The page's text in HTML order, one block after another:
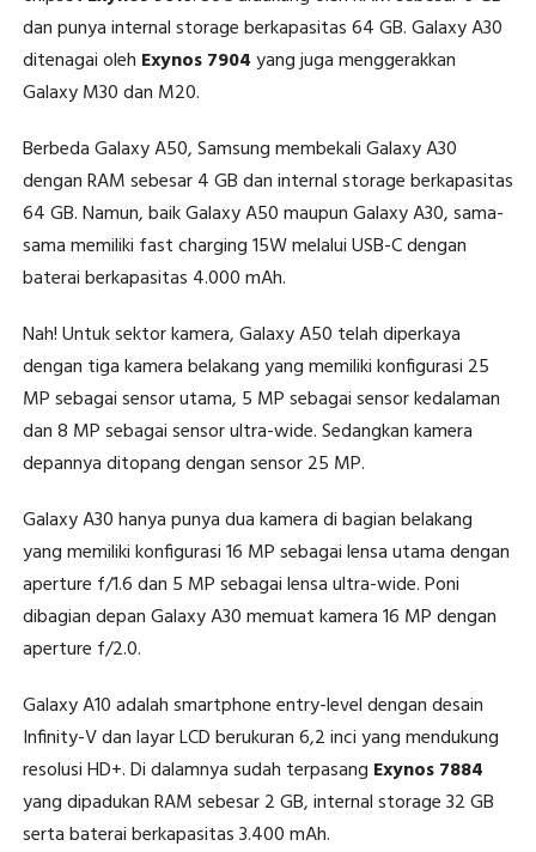
dan punya internal storage berkapasitas 64 GB. Galaxy A30
ditenagai oleh Exynos 7904yang juga menggerakkan
Galaxy M30 dan M20.
Berbeda Galaxy A50, Samsung membekali Galaxy A30
dengan RAM sebesar 4 GB dan internal storage berkapasitas
64 GB. Namun, baik Galaxy A50 maupun Galaxy A30, sama-
sama memiliki fast charging 15W melalui USB-C dengan
baterai berkapasitas 4.000 mAh.
Nah! Untuk sektor kamera, Galaxy A50 telah diperkaya
dengan tiga kamera belakang yang memiliki konfigurasi 25
MP sebagai sensor utama, 5 MP sebagai sensor kedalaman
dan 8 MP sebagai sensor ultra-wide. Sedangkan kamera
depannya ditopang dengan sensor 25 MP.
Galaxy A30 hanya punya dua kamera di bagian belakang
yang memiliki konfigurasi 16 MP sebagai lensa utama dengan
aperture f/1.6 dan 5 MP sebagai lensa ultra-wide. Poni
dibagian depan Galaxy A30 memuat kamera 16 MP dengan
aperture f/2.0.
Galaxy A10 adalah smartphone entry-level dengan desain
Infinity-V dan layar LCD berukuran 6,2 inci yang mendukung
resolusi HD+. Di dalamnya sudah terpasang Exynos 7884
yang dipadukan RAM sebesar 2 GB, internal storage 32 GB
serta baterai berkapasitas 3.400 mAh.